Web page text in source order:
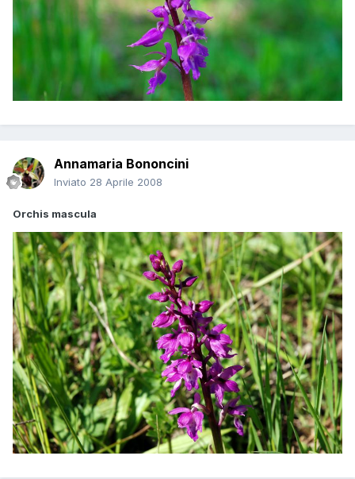
Annamaria Bononcini
Inviato 28 Aprile 2008
Orchis mascula